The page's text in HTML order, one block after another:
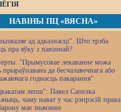
НАВІНЫ ПЦ «ВЯСНА»
ад адказнасці". Што трэба
пра яўку з павіннай?
"Прымусовае лекаванне можа
прыраўнавана да бесчалавечнага або
годнасць пакарання"
лепш": Павел Сапелка
чаму нават у час рэпрэсій права
мае значэнне